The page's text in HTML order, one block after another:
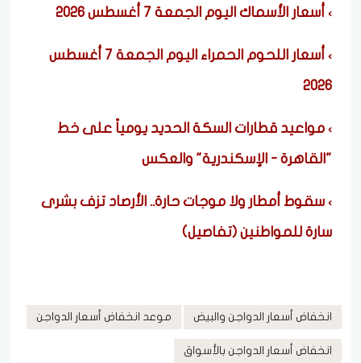
أسعار الأسماك اليوم الجمعة 7 أغسطس 2026
أسعار اللحوم الحمراء اليوم الجمعة 7 أغسطس
2026
مواعيد قطارات السكة الحديد يومياً على خط
"القاهرة - الإسكندرية" والعكس
سقوط أمطار ولا موجات حارة.. الأرصاد تزف بشرى
سارة للمواطنين (تفاصيل)
انخفاض أسعار الدواجن والبيض موعد انخفاض أسعار الدواجن
انخفاض أسعار الدواجن بالأسواق